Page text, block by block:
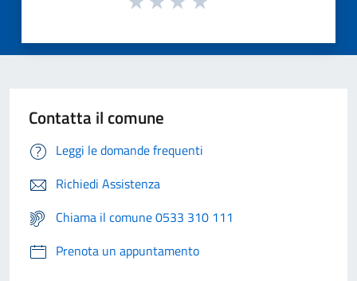
Contatta il comune
Leggi le domande frequenti
Richiedi Assistenza
Chiama il comune 0533 310 111
Prenota un appuntamento